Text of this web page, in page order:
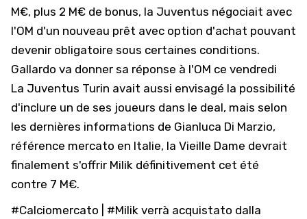
M€, plus 2 M€ de bonus, la Juventus négociait avec
l'OM d'un nouveau prêt avec option d'achat pouvant
devenir obligatoire sous certaines conditions.
Gallardo va donner sa réponse à l'OM ce vendredi
La Juventus Turin avait aussi envisagé la possibilité
d'inclure un de ses joueurs dans le deal, mais selon
les dernières informations de Gianluca Di Marzio,
référence mercato en Italie, la Vieille Dame devrait
finalement s'offrir Milik définitivement cet été
contre 7 M€.
#Calciomercato
#Milik verrà acquistato dalla